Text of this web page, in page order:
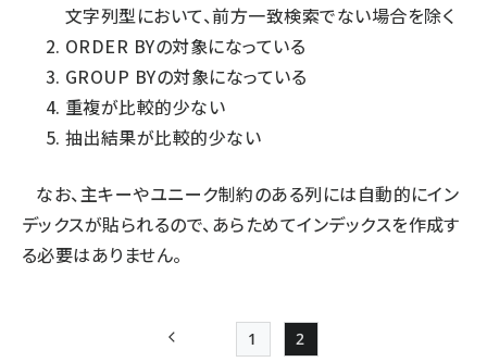
文字列型において、前方一致検索でない場合を除く
ORDER BYの対象になっている
GROUP BYの対象になっている
重複が比較的少ない
抽出結果が比較的少ない
なお、主キーやユニーク制約のある列には自動的にイン
デックスが貼られるので、あらためてインデックスを作成す
る必要はありません。
前ページ Page
1
Page
2